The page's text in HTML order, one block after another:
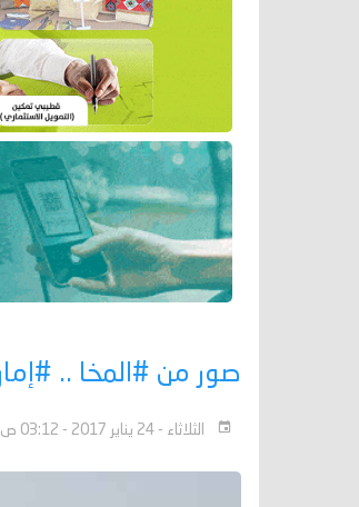
صور من #المخا ..
الثلاثاء - 24 يناير 2017 - 03:12 ص بتوقيت عدن